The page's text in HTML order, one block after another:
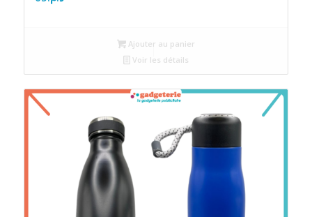
Ajouter au panier
Voir les détails